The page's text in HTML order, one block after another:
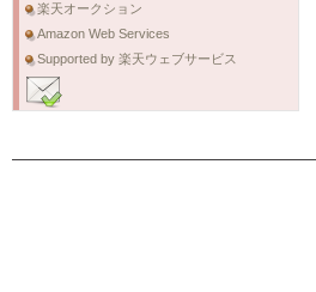
楽天オークション
Amazon Web Services
Supported by 楽天ウェブサービス